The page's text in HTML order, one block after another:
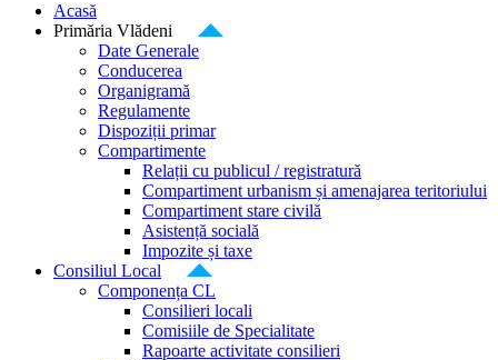
Acasă
Primăria Vlădeni
Date Generale
Conducerea
Organigramă
Regulamente
Dispoziții primar
Compartimente
Relații cu publicul / registratură
Compartiment urbanism și amenajarea teritoriului
Compartiment stare civilă
Asistență socială
Impozite și taxe
Consiliul Local
Componența CL
Consilieri locali
Comisiile de Specialitate
Rapoarte activitate consilieri